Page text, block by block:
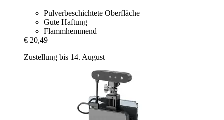
Pulverbeschichtete Oberfläche
Gute Haftung
Flammhemmend
€ 20,49
Zustellung bis 14. August